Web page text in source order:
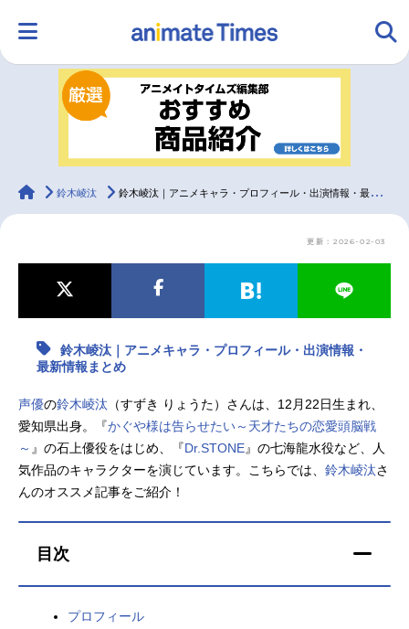
ランキング アニメ
ラジオ グッズ
最新記事一覧
アニメ記事一覧 声優記事一覧
アニメ映画一覧 実写化映画一覧
今期アニメ曜日別一覧
春アニメ 夏アニメ
秋アニメ
animateTimes
鈴木崚汰 鈴木崚汰｜アニメキャラ・プロフィール・出演情報・最新情報まとめ
更新：2026-02-03
鈴木崚汰｜アニメキャラ・プロフィール・出演情報・
最新情報まとめ
声優の鈴木崚汰 （すずき りょうた）さんは、12月22日生まれ、
愛知県出身。『かぐや様は告らせたい～天才たちの恋愛頭脳戦
～ 』の石上優役をはじめ、『Dr.STONE』の七海龍水役など、人
気作品のキャラクターを演じています。こちらでは、 鈴木崚汰さ
んのオススメ記事をご紹介！
目次
プロフィール